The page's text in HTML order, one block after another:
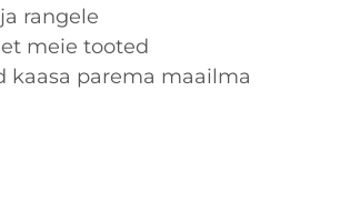
rangele
meie tooted
kaasa parema maailma